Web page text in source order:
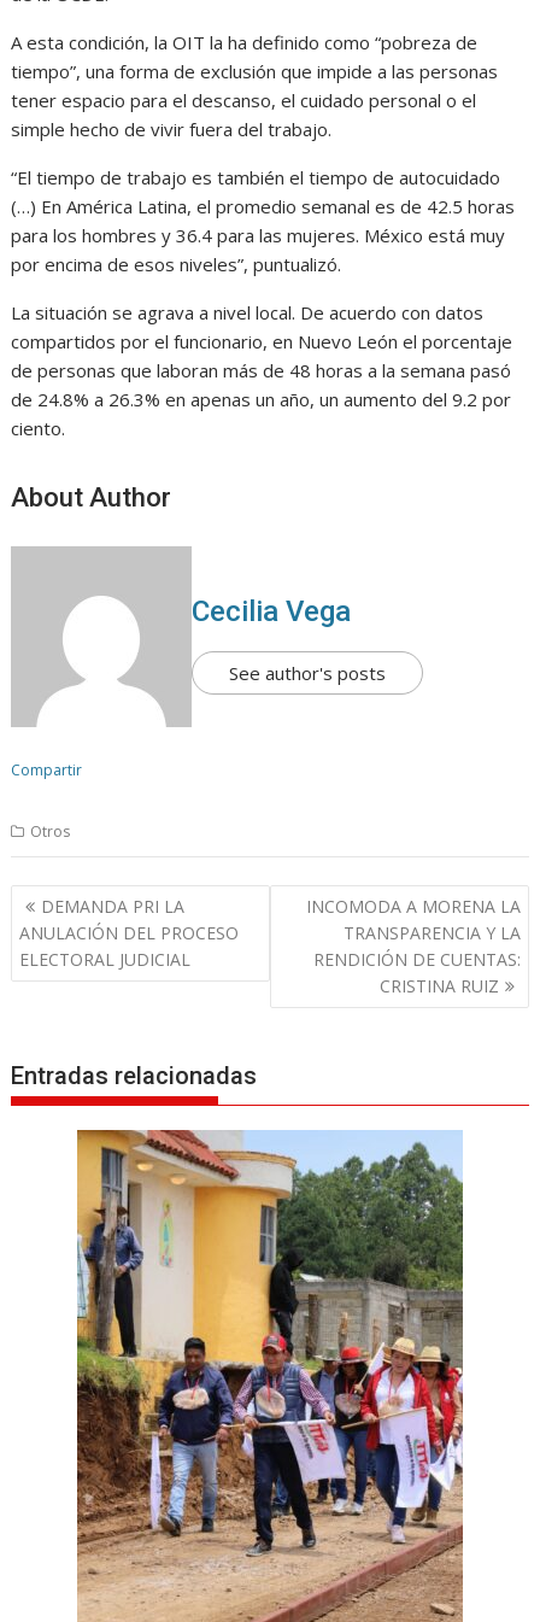
A esta condición, la OIT la ha definido como “pobreza de
tiempo”, una forma de exclusión que impide a las personas
tener espacio para el descanso, el cuidado personal o el
simple hecho de vivir fuera del trabajo.
“El tiempo de trabajo es también el tiempo de autocuidado
(…) En América Latina, el promedio semanal es de 42.5 horas
para los hombres y 36.4 para las mujeres. México está muy
por encima de esos niveles”, puntualizó.
La situación se agrava a nivel local. De acuerdo con datos
compartidos por el funcionario, en Nuevo León el porcentaje
de personas que laboran más de 48 horas a la semana pasó
de 24.8% a 26.3% en apenas un año, un aumento del 9.2 por
ciento.
About Author
Cecilia Vega
See author's posts
Compartir
Otros
N
a
v
e
c
DEMANDA PRI LA
ANULACIÓN DEL PROCESO
ELECTORAL JUDICIAL
INCOMODA A MORENA LA
TRANSPARENCIA Y LA
RENDICIÓN DE CUENTAS:
CRISTINA RUIZ
Entradas relacionadas